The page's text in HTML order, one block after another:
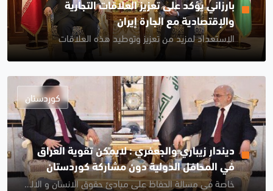
بارزاني يؤكد على تعزيز العلاقات التجارية
والإقتصادية مع الجارة إيران
الاستعداد لمزيد من تعزيز وتوطيد هذه العلاقات
كوردستان
ديندار زيباري والجعفري : لايمكن تقوية العراق
في المحافل الدولية دون مشاركة كوردستان
خاصة في مسالة الحفاظ على مبادئ حقوق الانسان و الالتزام بها